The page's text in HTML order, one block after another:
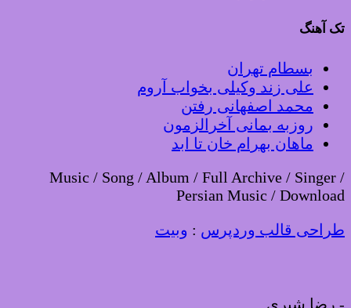
تک آهنگ
بسطام تهران
علی زند وکیلی بخواب آروم
محمد اصفهانی رفتن
روزبه بمانی آخرالزمون
ماهان بهرام خان تا ابد
Music / Song / Album / Full Archive / Singer /
Persian Music / Download
طراحی قالب وردپرس : وبیت
- رضا شیری